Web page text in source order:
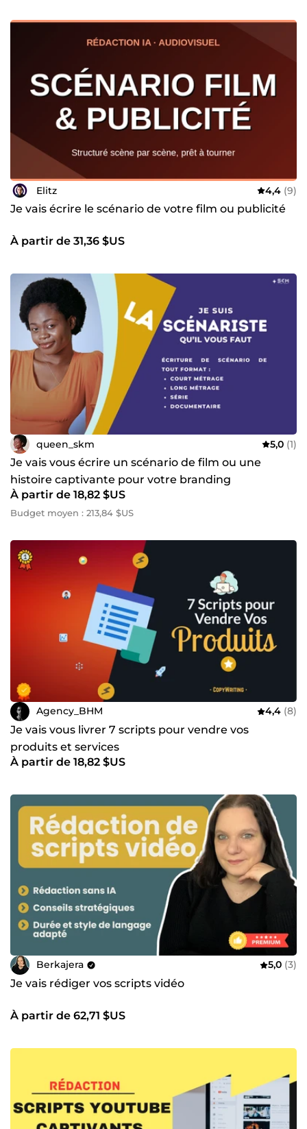
Elitz 4,4 (9)
Je vais écrire le scénario de votre film ou publicité
À partir de 31,36 $US
queen_skm 5,0 (1)
Je vais vous écrire un scénario de film ou une
histoire captivante pour votre branding
À partir de 18,82 $US
Budget moyen : 213,84 $US
Agency_BHM 4,4 (8)
Je vais vous livrer 7 scripts pour vendre vos
produits et services
À partir de 18,82 $US
Berkajera 5,0 (3)
Je vais rédiger vos scripts vidéo
À partir de 62,71 $US